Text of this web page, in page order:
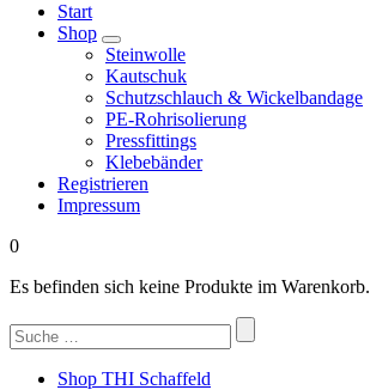
Start
Shop
Steinwolle
Kautschuk
Schutzschlauch & Wickelbandage
PE-Rohrisolierung
Pressfittings
Klebebänder
Registrieren
Impressum
0
Es befinden sich keine Produkte im Warenkorb.
Suchen
nach:
Shop THI Schaffeld